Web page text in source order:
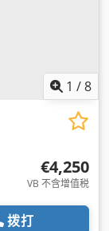
1 /8
€4,250
VB 不含增值税
拨打